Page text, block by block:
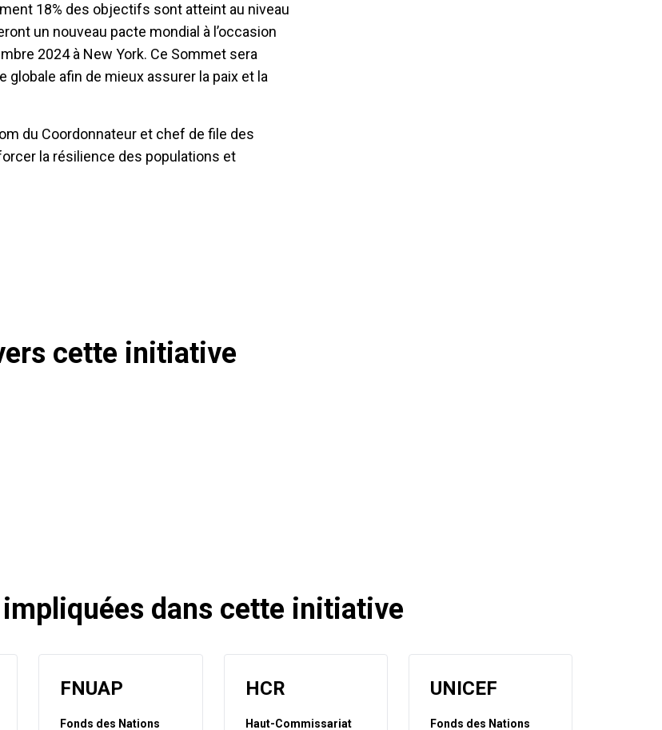
18% des objectifs sont atteint au niveau
un nouveau pacte mondial à l’occasion
2024 à New York. Ce Sommet sera
globale afin de mieux assurer la paix et la
du Coordonnateur et chef de file des
la résilience des populations et
cette initiative
dans cette initiative
FNUAP
Fonds des Nations
HCR
Haut-Commissariat
UNICEF
Fonds des Nations